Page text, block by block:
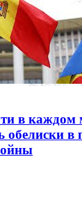
в каждом
обелиски в